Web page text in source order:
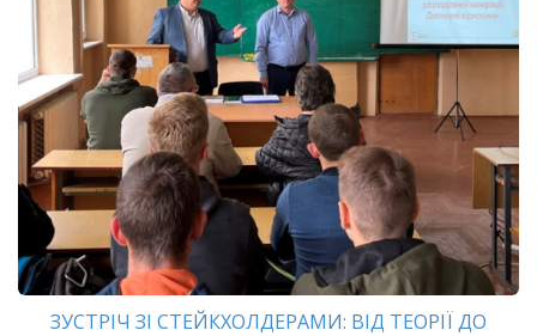
ЗУСТРІЧ ЗІ СТЕЙКХОЛДЕРАМИ: ВІД ТЕОРІЇ ДО